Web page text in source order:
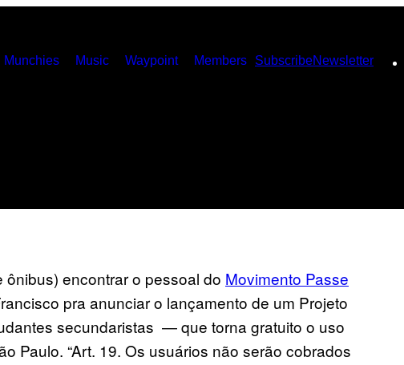
Munchies Music Waypoint Members SubscribeNewsletter
encontrar o pessoal do Movimento Passe
pra anunciar o lançamento de um Projeto
secundaristas — que torna gratuito o uso
Paulo. “Art. 19. Os usuários não serão cobrados